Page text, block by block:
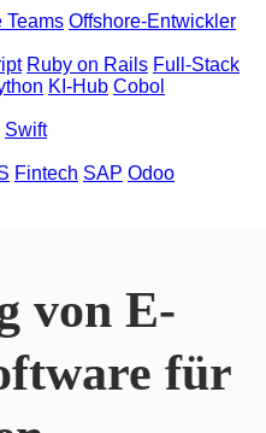
Teams Offshore-Entwickler
Ruby on Rails Full-Stack
KI-Hub Cobol
Swift
Fintech SAP Odoo
von E-
für